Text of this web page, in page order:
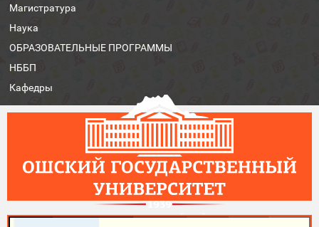
Магистратура
Наука
ОБРАЗОВАТЕЛЬНЫЕ ПРОГРАММЫ
НББП
Кафедры